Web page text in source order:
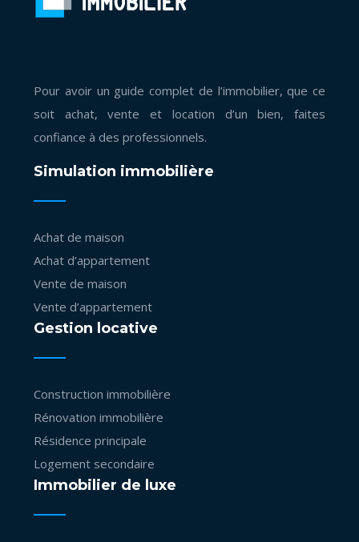
Pour avoir un guide complet de l’immobilier, que ce
soit achat, vente et location d’un bien, faites
confiance à des professionnels.
Simulation immobilière
Achat de maison
Achat d’appartement
Vente de maison
Vente d’appartement
Gestion locative
Construction immobilière
Rénovation immobilière
Résidence principale
Logement secondaire
Immobilier de luxe